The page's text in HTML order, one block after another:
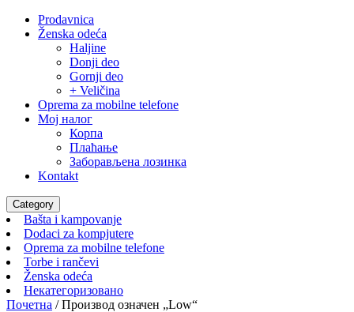
Close
Menu
Prodavnica
Ženska odeća
Haljine
Donji deo
Gornji deo
+ Veličina
Oprema za mobilne telefone
Moj налог
Корпа
Плаћање
Заборављена лозинка
Kontakt
Category
Bašta i kampovanjeBašta
i
kampovanje
Dodaci za kompjutereDodaci
za
Oprema za mobilne telefoneOprema
Torbe i rančevi
rančevi
Ženska odeća
odeća
НекатегоризованоНекатегоризовано
Почетна / Производ oзначен „Low“